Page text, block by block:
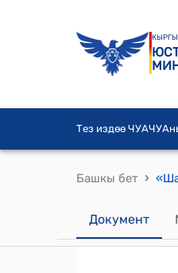
Тез издөө ЧУА
Башкы бет ›
Документ